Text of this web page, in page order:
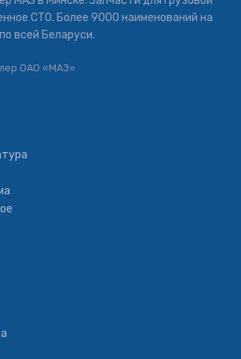
СТО. Более 9000 наименований на
всей Беларуси.
ОАО «МАЗ»